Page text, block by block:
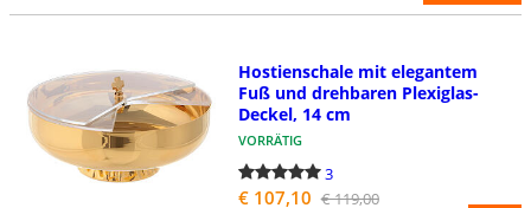
Hostienschale mit elegantem
Fuß und drehbaren Plexiglas-
Deckel, 14 cm
VORRÄTIG
3
€ 107,10 € 119,00